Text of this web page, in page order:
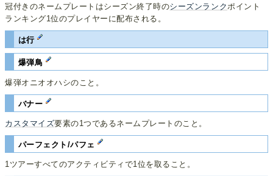
冠付きのネームプレートはシーズン終了時のシーズンランクポイント
ランキング1位のプレイヤーに配布される。
は行
爆弾鳥
爆弾オニオオハシのこと。
バナー
カスタマイズ要素の1つであるネームプレートのこと。
パーフェクト/パフェ
1ツアーすべてのアクティビティで1位を取ること。